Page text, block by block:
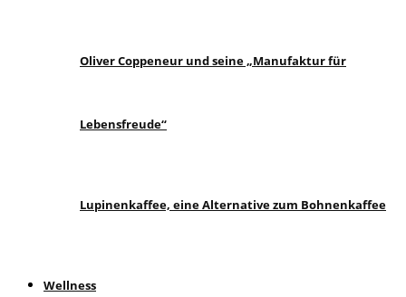
Oliver Coppeneur und seine „Manufaktur für
Lebensfreude“
Lupinenkaffee, eine Alternative zum Bohnenkaffee
Wellness